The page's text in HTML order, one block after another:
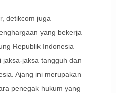
detikcom juga
yang bekerja
Republik Indonesia
jaksa tangguh dan
Ajang ini merupakan
penegak hukum yang